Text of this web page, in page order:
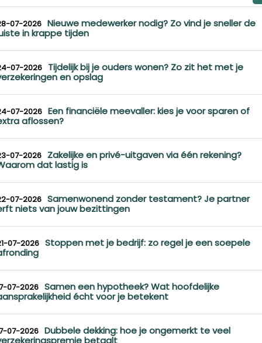
07-2026 Nieuwe medewerker nodig? Zo vind je sneller de
in krappe tijden
07-2026 Tijdelijk bij je ouders wonen? Zo zit het met je
en opslag
07-2026 Een financiële meevaller: kies je voor sparen of
aflossen?
07-2026 Zakelijke en privé-uitgaven via één rekening?
dat lastig is
07-2026 Samenwonend zonder testament? Je partner
niets van jouw bezittingen
07-2026 Stoppen met je bedrijf: zo regel je een soepele
07-2026 Samen een hypotheek? Wat hoofdelijke
écht voor je betekent
07-2026 Dubbele dekking: hoe je ongemerkt te veel
betaalt